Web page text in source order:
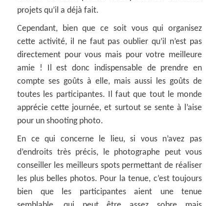
projets qu’il a déjà fait.
Cependant, bien que ce soit vous qui organisez
cette activité, il ne faut pas oublier qu’il n’est pas
directement pour vous mais pour votre meilleure
amie ! Il est donc indispensable de prendre en
compte ses goûts à elle, mais aussi les goûts de
toutes les participantes. Il faut que tout le monde
apprécie cette journée, et surtout se sente à l’aise
pour un shooting photo.
En ce qui concerne le lieu, si vous n’avez pas
d’endroits très précis, le photographe peut vous
conseiller les meilleurs spots permettant de réaliser
les plus belles photos. Pour la tenue, c’est toujours
bien que les participantes aient une tenue